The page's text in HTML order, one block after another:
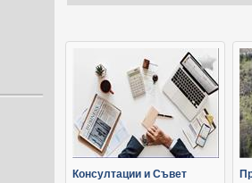
Консултации и Съвет